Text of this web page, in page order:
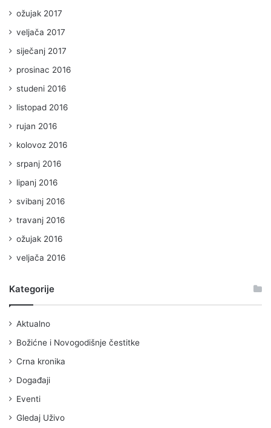
ožujak 2017
veljača 2017
siječanj 2017
prosinac 2016
studeni 2016
listopad 2016
rujan 2016
kolovoz 2016
srpanj 2016
lipanj 2016
svibanj 2016
travanj 2016
ožujak 2016
veljača 2016
Kategorije
Aktualno
Božićne i Novogodišnje čestitke
Crna kronika
Događaji
Eventi
Gledaj Uživo